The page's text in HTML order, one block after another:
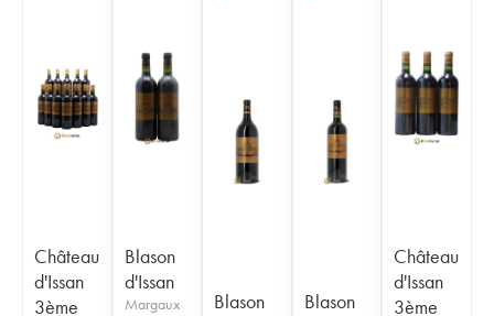
Château
d'Issan
3ème
Blason
d'Issan
Margaux
Blason
Blason
Château
d'Issan
3ème